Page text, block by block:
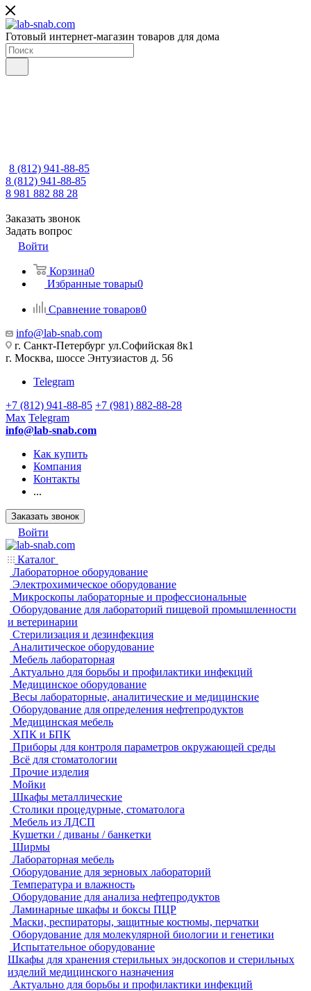
Готовый интернет-магазин товаров для дома
8 (812) 941-88-85
8 (812) 941-88-85
8 981 882 88 28
Заказать звонок
Задать вопрос
Войти
Корзина0
Избранные товары0
Сравнение товаров0
info@lab-snab.com
г. Санкт-Петербург ул.Софийская 8к1
г. Москва, шоссе Энтузиастов д. 56
Telegram
+7 (812) 941-88-85 +7 (981) 882-88-28
Max Telegram
info@lab-snab.com
Как купить
Компания
Контакты
...
Заказать звонок
Войти
Каталог
Лабораторное оборудование
Электрохимическое оборудование
Микроскопы лабораторные и профессиональные
Оборудование для лабораторий пищевой промышленности
и ветеринарии
Стерилизация и дезинфекция
Аналитическое оборудование
Мебель лабораторная
Актуально для борьбы и профилактики инфекций
Медицинское оборудование
Весы лабораторные, аналитические и медицинские
Оборудование для определения нефтепродуктов
Медицинская мебель
ХПК и БПК
Приборы для контроля параметров окружающей среды
Всё для стоматологии
Прочие изделия
Мойки
Шкафы металлические
Столики процедурные, стоматолога
Мебель из ЛДСП
Кушетки / диваны / банкетки
Ширмы
Лабораторная мебель
Оборудование для зерновых лабораторий
Температура и влажность
Оборудование для анализа нефтепродуктов
Ламинарные шкафы и боксы ПЦР
Маски, респираторы, защитные костюмы, перчатки
Оборудование для молекулярной биологии и генетики
Испытательное оборудование
Шкафы для хранения стерильных эндоскопов и стерильных
изделий медицинского назначения
Актуально для борьбы и профилактики инфекций